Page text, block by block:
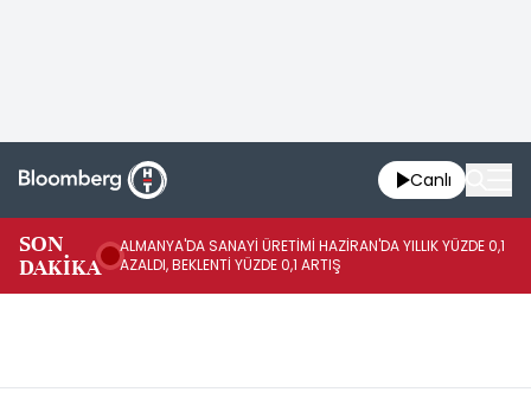
Canlı
SON
DAKİKA
ALMANYA'DA SANAYİ ÜRETİMİ HAZİRAN'DA YILLIK YÜZDE 0,1
AZALDI, BEKLENTİ YÜZDE 0,1 ARTIŞ